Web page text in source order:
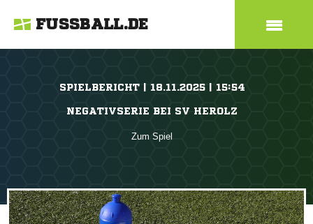
FUSSBALL.DE
SPIELBERICHT | 18.11.2025 | 15:54
NEGATIVSERIE BEI SV HEROLZ
Zum Spiel